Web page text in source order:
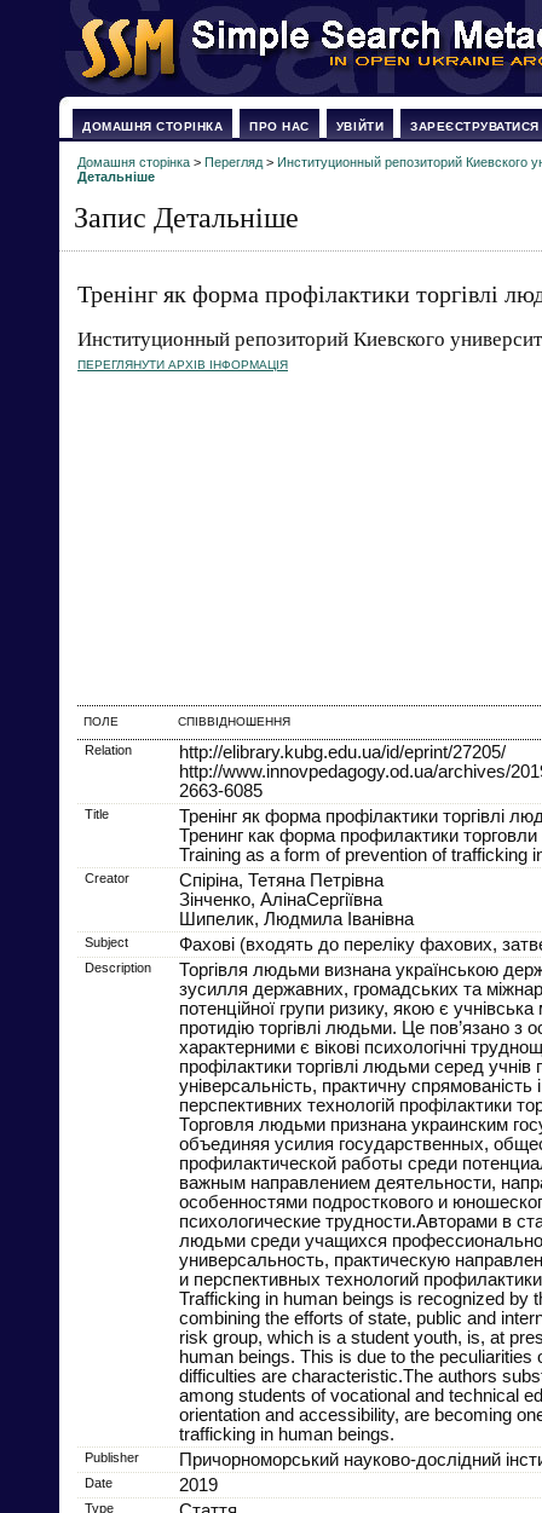
ДОМАШНЯ СТОРІНКА ПРО НАС УВІЙТИ ЗАРЕЄСТРУВАТИСЯ
Домашня сторінка > Перегляд > Институционный репозиторий Киевского
Детальніше
Запис Детальніше
Тренінг як форма профілактики торгівлі
Институционный репозиторий Киевского
ПЕРЕГЛЯНУТИ АРХІВ ІНФОРМАЦІЯ
ПОЛЕ СПІВВІДНОШЕННЯ
Relation
http://elibrary.kubg.edu.ua/id/eprint/27205/
http://www.innovpedagogy.od.ua/archives/
2663-6085
Title
Тренінг як форма профілактики торгівлі
Тренинг как форма профилактики
Training as a form of prevention of trafficking
Creator
Спіріна, Тетяна Петрівна
Зінченко, АлінаСергіївна
Шипелик, Людмила Іванівна
Subject Фахові (входять до переліку фахових,
Description
Торгівля людьми визнана українською
зусилля державних, громадських та
потенційної групи ризику, якою є
протидію торгівлі людьми. Це пов’язано з
характерними є вікові психологічні
профілактики торгівлі людьми серед учнів
універсальність, практичну
перспективних технологій профілактики
Торговля людьми признана украинским
объединяя усилия государственных,
профилактической работы среди
важным направлением деятельности,
особенностями подросткового и
психологические трудности.Авторами в
людьми среди учащихся
универсальность, практическую
и перспективных технологий
Trafficking in human beings is recognized by
combining the efforts of state, public and
risk group, which is a student youth, is, at
human beings. This is due to the
difficulties are characteristic.The authors
among students of vocational and technical
orientation and accessibility, are becoming
trafficking in human beings.
Publisher Причорноморський науково-дослідний
Date 2019
Type